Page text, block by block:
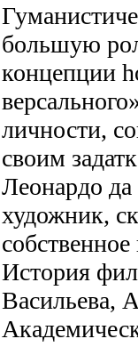
большую
концепции
личности,
своим
Леонардо
художник,
История
Васильева,